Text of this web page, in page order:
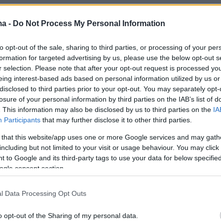
- Do Not Process My Personal Information
opt-out of the sale, sharing to third parties, or processing of your
for targeted advertising by us, please use the below opt-out
selection. Please note that after your opt-out request is processed
interest-based ads based on personal information utilized by us
to third parties prior to your opt-out. You may separately
of your personal information by third parties on the IAB’s list of
This information may also be disclosed by us to third parties on the
Participants that may further disclose it to other third parties.
that this website/app uses one or more Google services and may
but not limited to your visit or usage behaviour. You may
to Google and its third-party tags to use your data for below
consent section.
Data Processing Opt Outs
opt-out of the Sharing of my personal data.
ο π. Γρηγόριος αναφέρθηκε στην προσφορά
του Αποστόλου Παύλου προς τους
αλλά και στην απογοήτευση που αισθάνθηκε
που δέχτηκε. Επιπλέον, μίλησε για
του Αποστόλου Παύλου προς τους
τις οποίες αγκάλιαζε τον ευρύτερο
Παύλος να έφυγε τότε
από ετούτον εδώ τον Βράχο της
αλλά η παρουσία όλων μας σήμερα εδώ,
ίδιος πριν από 2.000 χρόνια, φανερώνει ότι ο